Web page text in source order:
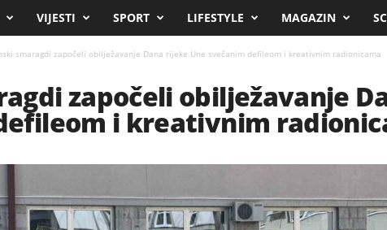
VIJESTI SPORT LIFESTYLE MAGAZIN
smaragdi započeli obilježavanje Dana rijeke Une svečanim defileom i kreativnim radionicama
započeli obilježavanje
i kreativnim